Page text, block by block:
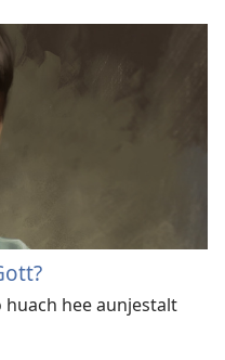
huach hee aunjestalt